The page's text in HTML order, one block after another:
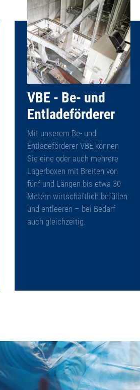
VBE - Be- und
Entladeförderer
Mit unserem Be- und
Entladeförderer VBE können
Sie eine oder auch mehrere
Lagerboxen mit Breiten von
fünf und Längen bis etwa 30
Metern wirtschaftlich befüllen
und entleeren – bei Bedarf
auch gleichzeitig.